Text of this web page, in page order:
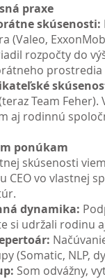
praxe
skúsenosti:
(Valeo,
rozpočty do
prostredia
Team
aj rodinnú
ponúkam
skúsenosti
CEO vo vlastnej
dynamika:
si udržali rodinu
(Somatic, NLP,
Som odvážny,